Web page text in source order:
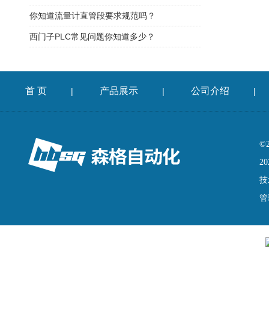
你知道流量计直管段要求规范吗？
西门子PLC常见问题你知道多少？
首 页 | 产品展示 | 公司介绍 |